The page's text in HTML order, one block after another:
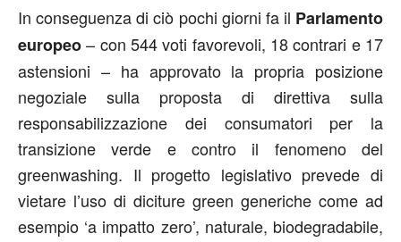
In conseguenza di ciò pochi giorni fa il Parlamento
europeo– con 544 voti favorevoli, 18 contrari e 17
astensioni – ha approvato la propria posizione
negoziale sulla proposta di direttiva sulla
responsabilizzazione dei consumatori per la
transizione verde e contro il fenomeno del
greenwashing. Il progetto legislativo prevede di
vietare l’uso di diciture green generiche come ad
esempio ‘a impatto zero’, naturale, biodegradabile,